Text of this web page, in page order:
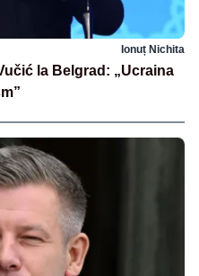
Ionuț Nichita
la Belgrad: „Ucraina